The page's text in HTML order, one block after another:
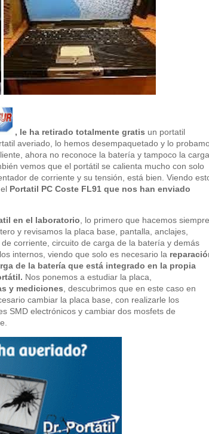
, le ha retirado totalmente gratis un portatil
averiado, lo hemos desempaquetado y lo
ahora no reconoce la batería y tampoco la carga
vemos que el portátil se calienta mucho con solo
de corriente y su tensión, está bien. Viendo
Portatil PC Coste FL91 que nos han enviado
en el laboratorio , lo primero que hacemos siempre
y revisamos la placa base, pantalla, anclajes,
corriente, circuito de carga de la batería y demás
internos, viendo que solo es necesario la
de la batería que está integrado en la propia
Nos ponemos a estudiar la placa,
y mediciones , descubrimos que en este caso en
cambiar la placa base, con realizarle los
SMD electrónicos y cambiar dos mosfets de